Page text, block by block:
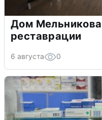
Дом
реставрации
6 августа 0